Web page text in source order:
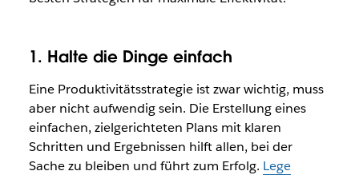
1. Halte die Dinge einfach
Eine Produktivitätsstrategie ist zwar wichtig, muss
aber nicht aufwendig sein. Die Erstellung eines
einfachen, zielgerichteten Plans mit klaren
Schritten und Ergebnissen hilft allen, bei der
Sache zu bleiben und führt zum Erfolg. Lege